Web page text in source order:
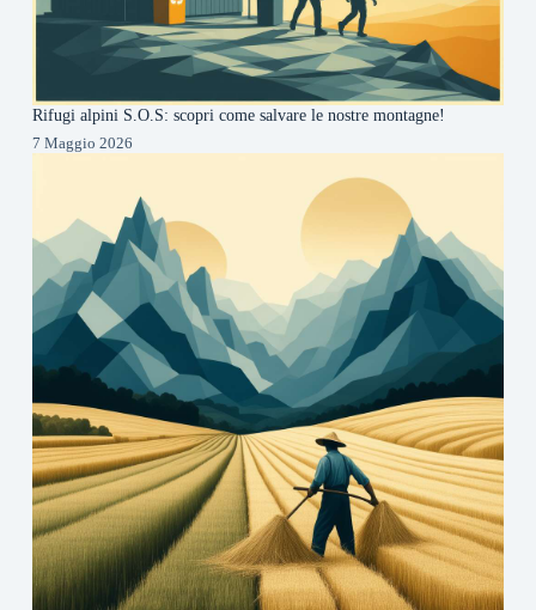
Rifugi alpini S.O.S: scopri come salvare le nostre montagne!
7 Maggio 2026